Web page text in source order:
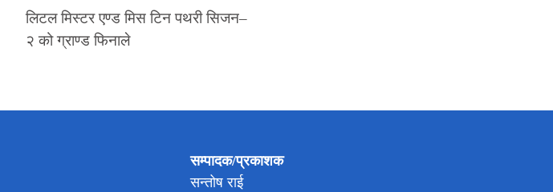
लिटल मिस्टर एण्ड मिस टिन पथरी सिजन–
२ को ग्राण्ड फिनाले
सम्पादक/प्रकाशक
सन्तोष राई